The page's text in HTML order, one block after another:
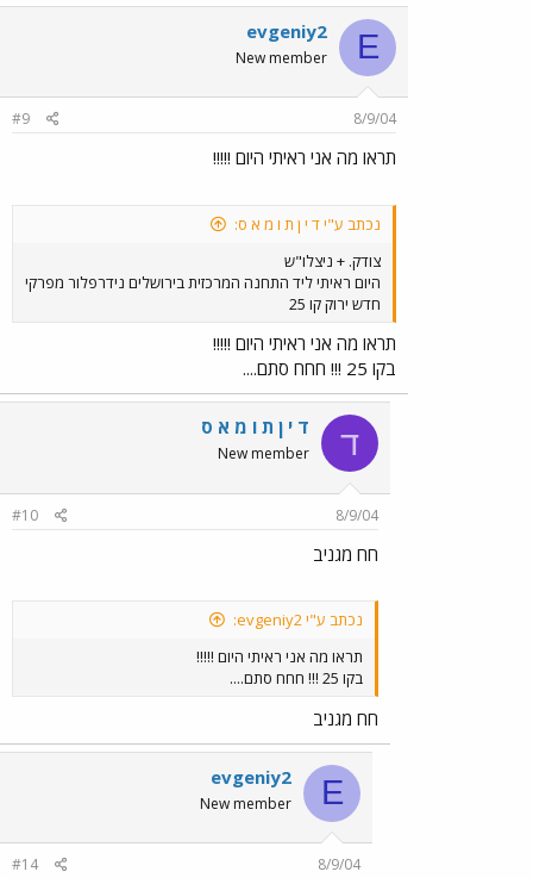
E
evgeniy2
New member
8/9/04
#9
תראו מה אני ראיתי היום !!!!!
נכתב ע"י ד י ן ת ו מ א ס:
צודק. + ניצלו"ש
היום ראיתי ליד התחנה המרכזית בירושלים נידרפלור מפרקי
חדש ירוק קו 25
תראו מה אני ראיתי היום !!!!!
בקו 25 !!! חחח סתם....
ד ד י ן ת ו מ א ס
New member
8/9/04
#10
חח מגניב
נכתב ע"י evgeniy2:
תראו מה אני ראיתי היום !!!!!
בקו 25 !!! חחח סתם....
חח מגניב
E
evgeniy2
New member
8/9/04
#14